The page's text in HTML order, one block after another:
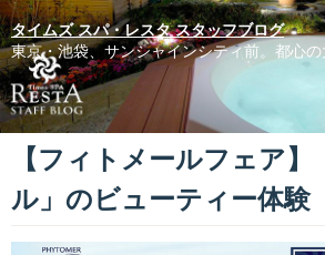
タイムズ スパ・レスタ スタッフブログ
東京・池袋、サンシャインシティ前。都心
【フィトメールフェア
ル」のビューティー体験